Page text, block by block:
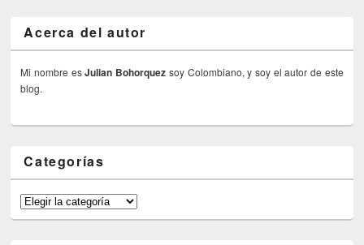
Acerca del autor
Mi nombre esJulian Bohorquez soy Colombiano, y soy el autor de este
blog.
Categorías
Categorías